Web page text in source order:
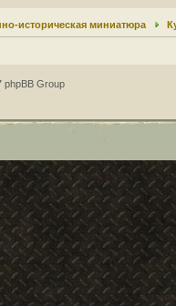
историческая миниатюра
phpBB Group